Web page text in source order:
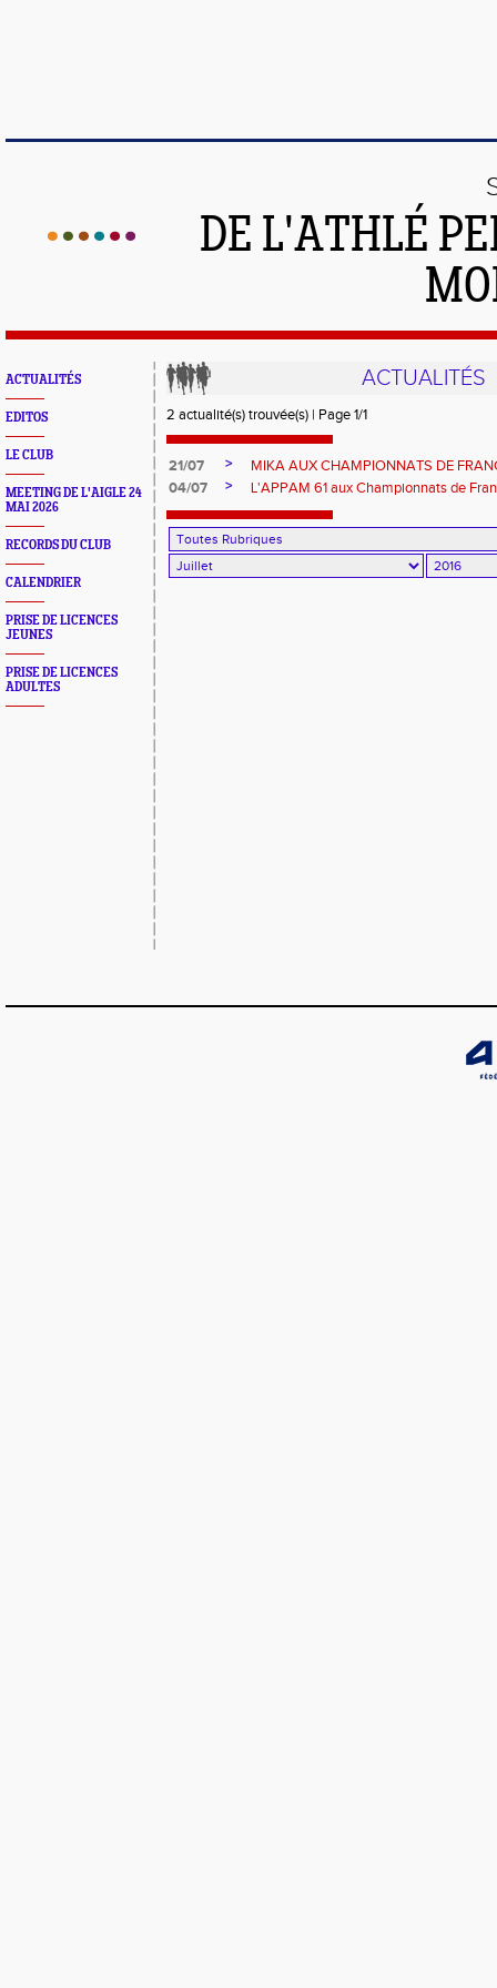
DE L'ATHLÉ
ACTUALITÉS
EDITOS
LE CLUB
MEETING DE L'AIGLE 24
MAI 2026
RECORDS DU CLUB
CALENDRIER
PRISE DE LICENCES
JEUNES
PRISE DE LICENCES
ADULTES
ACTUALITÉS
2 actualité(s) trouvée(s) | Page 1/1
21/07 >
MIKA AUX CHAMPIONNATS DE
04/07
> L'APPAM 61 aux Championnats de